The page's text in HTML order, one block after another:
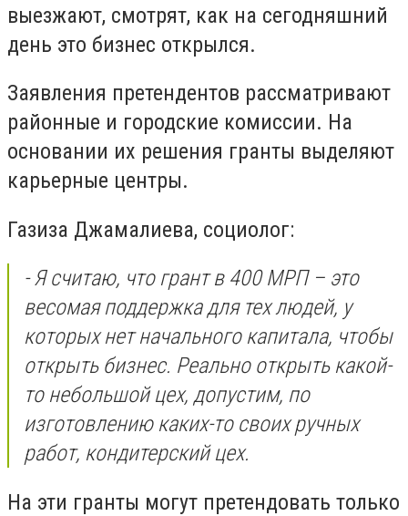
выезжают, смотрят, как на сегодняшний
день это бизнес открылся.
Заявления претендентов рассматривают
районные и городские комиссии. На
основании их решения гранты выделяют
карьерные центры.
Газиза Джамалиева, социолог:
- Я считаю, что грант в 400 МРП – это
весомая поддержка для тех людей, у
которых нет начального капитала, чтобы
открыть бизнес. Реально открыть какой-
то небольшой цех, допустим, по
изготовлению каких-то своих ручных
работ, кондитерский цех.
На эти гранты могут претендовать только